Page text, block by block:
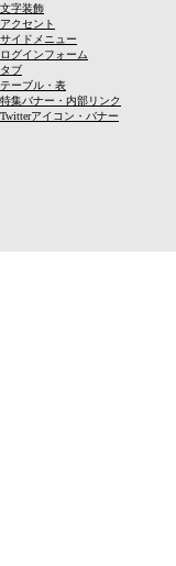
文字装飾
アクセント
サイドメニュー
ログインフォーム
タブ
テーブル・表
特集バナー・内部リンク
Twitterアイコン・バナー